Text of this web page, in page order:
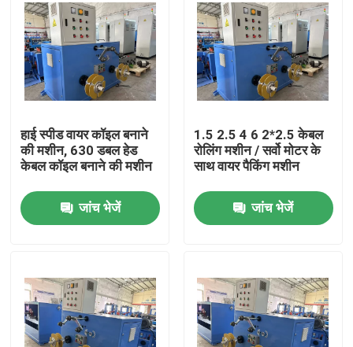
घर
उत्पाद
हाई स्पीड वायर कॉइल बनाने
की मशीन, 630 डबल हेड
केबल कॉइल बनाने की मशीन
जांच भेजें
1.5 2.5 4 6 2*2.5 केबल
रोलिंग मशीन / सर्वो मोटर के
साथ वायर पैकिंग मशीन
जांच भेजें